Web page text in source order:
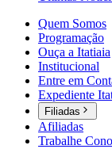
Quem Somos
Programação
Ouça a Itatiaia
Institucional
Entre em
Expediente
Filiadas
Afiliadas
Trabalhe